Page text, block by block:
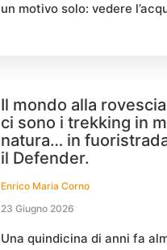
un motivo solo: vedere
Il mondo alla
ci sono i trekking in
natura… in
il Defender.
Enrico Maria Corno
23 Giugno 2026
Una quindicina di anni fa